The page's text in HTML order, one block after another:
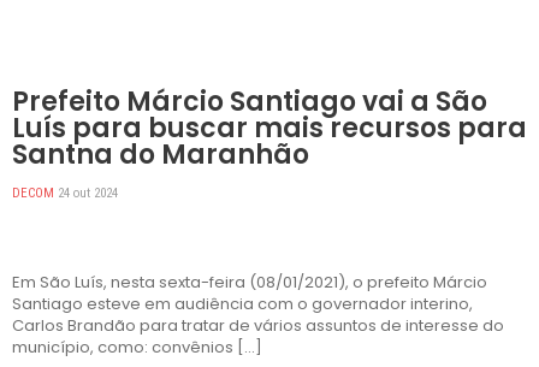
Prefeito Márcio Santiago vai a São
Luís para buscar mais recursos para
Santna do Maranhão
DECOM 24 out 2024
Em São Luís, nesta sexta-feira (08/01/2021), o prefeito Márcio
Santiago esteve em audiência com o governador interino,
Carlos Brandão para tratar de vários assuntos de interesse do
município, como: convênios […]